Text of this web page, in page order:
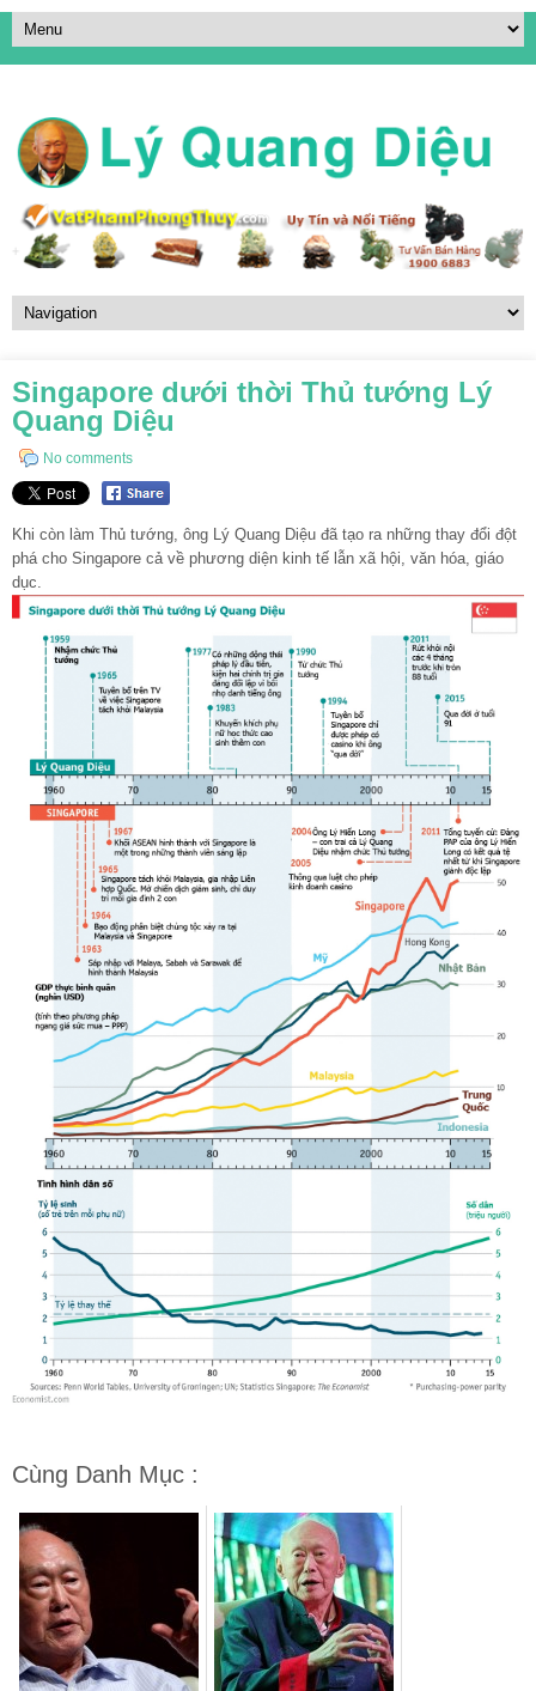
Singapore dưới thời Thủ tướng Lý
Quang Diệu
No comments
Khi còn làm Thủ tướng, ông Lý Quang Diệu đã tạo ra những thay đổi đột
phá cho Singapore cả về phương diện kinh tế lẫn xã hội, văn hóa, giáo
dục.
Cùng Danh Mục :